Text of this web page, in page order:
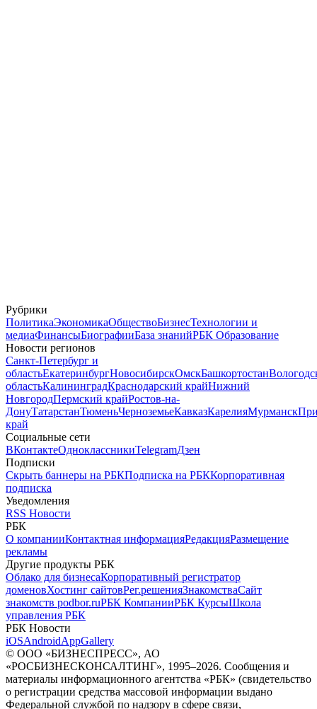
Рубрики
ПолитикаЭкономикаОбществоБизнесТехнологии и
медиаФинансыБиографииБаза знанийРБК Образование
Новости регионов
Санкт-Петербург и
областьЕкатеринбургНовосибирскОмскБашкортостан
областьКалининградКраснодарский крайНижний
НовгородПермский крайРостов-на-
ДонуТатарстанТюменьЧерноземьеКавказКарелияМурманск
край
Социальные сети
ВКонтактеОдноклассникиTelegramДзен
Подписки
Скрыть баннеры на РБКПодписка на РБККорпоративная
подписка
Уведомления
RSS Новости
РБК
О компанииКонтактная информацияРедакцияРазмещение
рекламы
Другие продукты РБК
Облако для бизнесаКорпоративный регистратор
доменовХостинг сайтовРег.решенияЗнакомстваСайт
знакомств podbor.ruРБК КомпанииРБК КурсыШкола
управления РБК
РБК Новости
iOSAndroidAppGallery
© ООО «БИЗНЕСПРЕСС», АО
«РОСБИЗНЕСКОНСАЛТИНГ», 1995–2026. Сообщения и
материалы информационного агентства «РБК» (свидетельство
о регистрации средства массовой информации выдано
Федеральной службой по надзору в сфере связи,